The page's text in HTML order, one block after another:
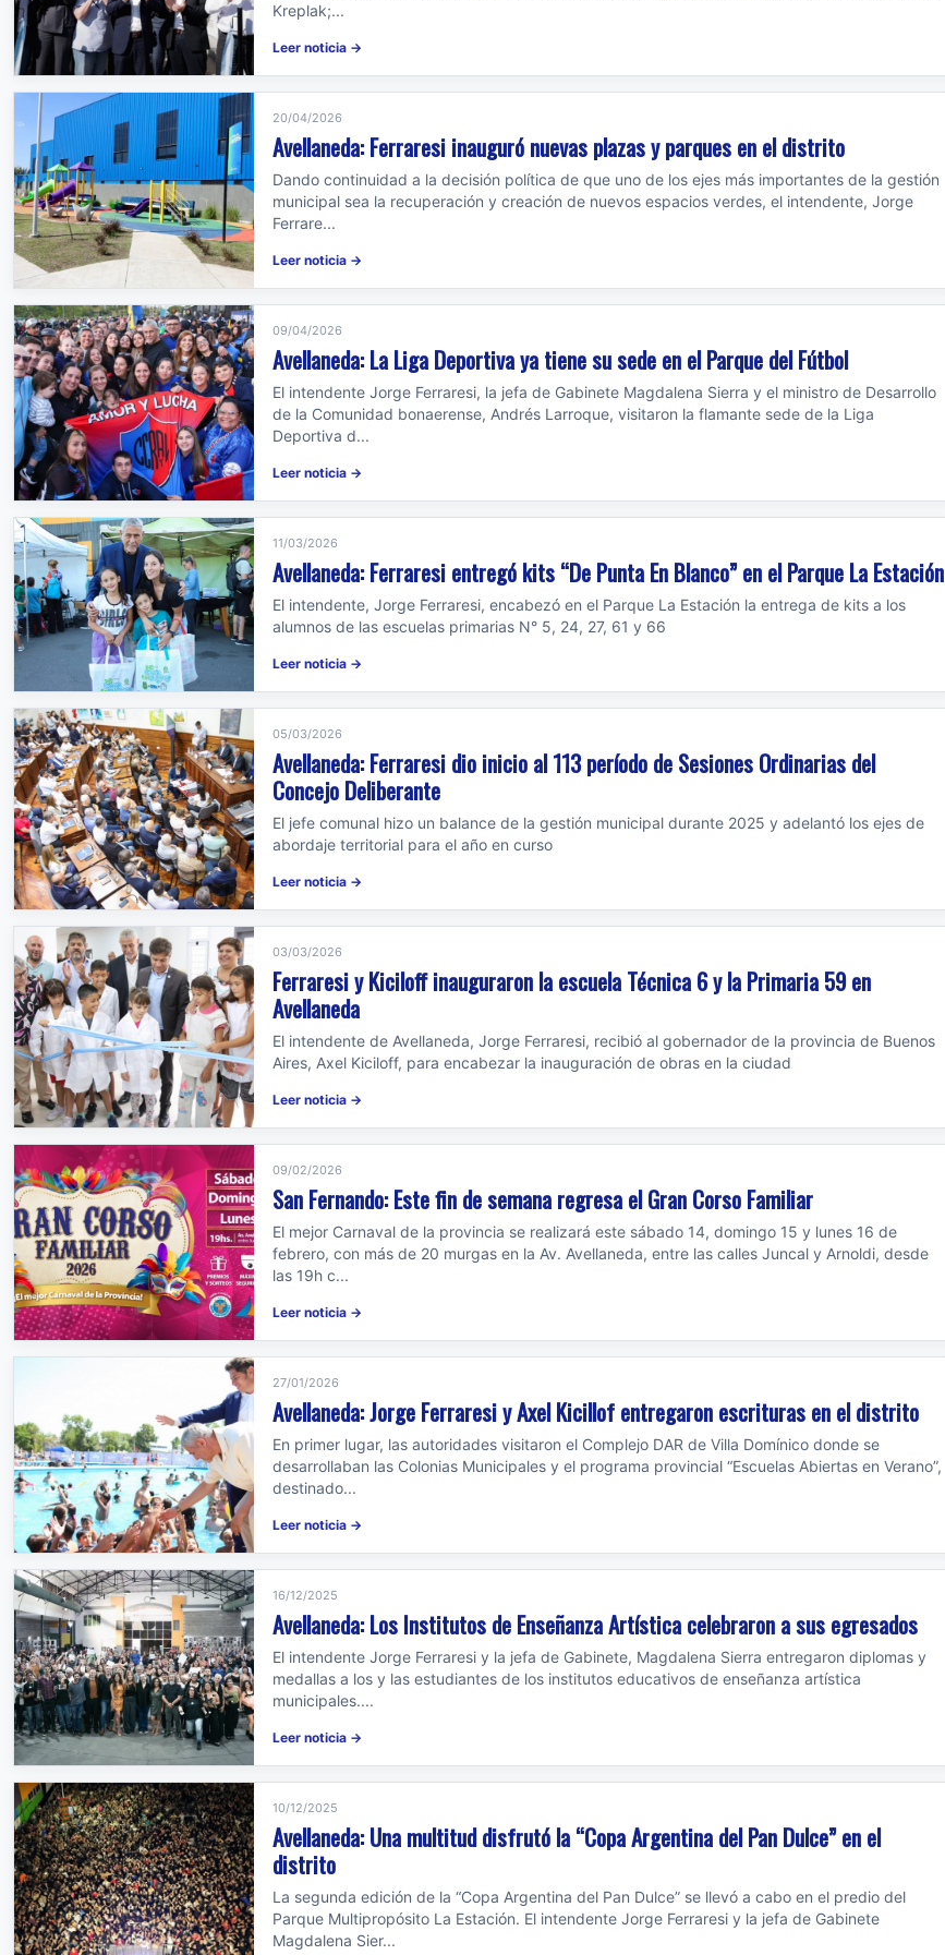
Kreplak;...
Leer noticia →
20/04/2026
Avellaneda: Ferraresi inauguró nuevas plazas y parques en el distrito
Dando continuidad a la decisión política de que uno de los ejes más importantes de la gestión
municipal sea la recuperación y creación de nuevos espacios verdes, el intendente, Jorge
Ferrare...
Leer noticia →
09/04/2026
Avellaneda: La Liga Deportiva ya tiene su sede en el Parque del Fútbol
El intendente Jorge Ferraresi, la jefa de Gabinete Magdalena Sierra y el ministro de Desarrollo
de la Comunidad bonaerense, Andrés Larroque, visitaron la flamante sede de la Liga
Deportiva d...
Leer noticia →
11/03/2026
Avellaneda: Ferraresi entregó kits “De Punta En Blanco” en el Parque La Estación
El intendente, Jorge Ferraresi, encabezó en el Parque La Estación la entrega de kits a los
alumnos de las escuelas primarias N° 5, 24, 27, 61 y 66
Leer noticia →
05/03/2026
Avellaneda: Ferraresi dio inicio al 113 período de Sesiones Ordinarias del
Concejo Deliberante
El jefe comunal hizo un balance de la gestión municipal durante 2025 y adelantó los ejes de
abordaje territorial para el año en curso
Leer noticia →
03/03/2026
Ferraresi y Kiciloff inauguraron la escuela Técnica 6 y la Primaria 59 en
Avellaneda
El intendente de Avellaneda, Jorge Ferraresi, recibió al gobernador de la provincia de Buenos
Aires, Axel Kiciloff, para encabezar la inauguración de obras en la ciudad
Leer noticia →
09/02/2026
San Fernando: Este fin de semana regresa el Gran Corso Familiar
El mejor Carnaval de la provincia se realizará este sábado 14, domingo 15 y lunes 16 de
febrero, con más de 20 murgas en la Av. Avellaneda, entre las calles Juncal y Arnoldi, desde
las 19h c...
Leer noticia →
27/01/2026
Avellaneda: Jorge Ferraresi y Axel Kicillof entregaron escrituras en el distrito
En primer lugar, las autoridades visitaron el Complejo DAR de Villa Domínico donde se
desarrollaban las Colonias Municipales y el programa provincial “Escuelas Abiertas en Verano”,
destinado...
Leer noticia →
16/12/2025
Avellaneda: Los Institutos de Enseñanza Artística celebraron a sus egresados
El intendente Jorge Ferraresi y la jefa de Gabinete, Magdalena Sierra entregaron diplomas y
medallas a los y las estudiantes de los institutos educativos de enseñanza artística
municipales....
Leer noticia →
10/12/2025
Avellaneda: Una multitud disfrutó la “Copa Argentina del Pan Dulce” en el
distrito
La segunda edición de la “Copa Argentina del Pan Dulce” se llevó a cabo en el predio del
Parque Multipropósito La Estación. El intendente Jorge Ferraresi y la jefa de Gabinete
Magdalena Sier...